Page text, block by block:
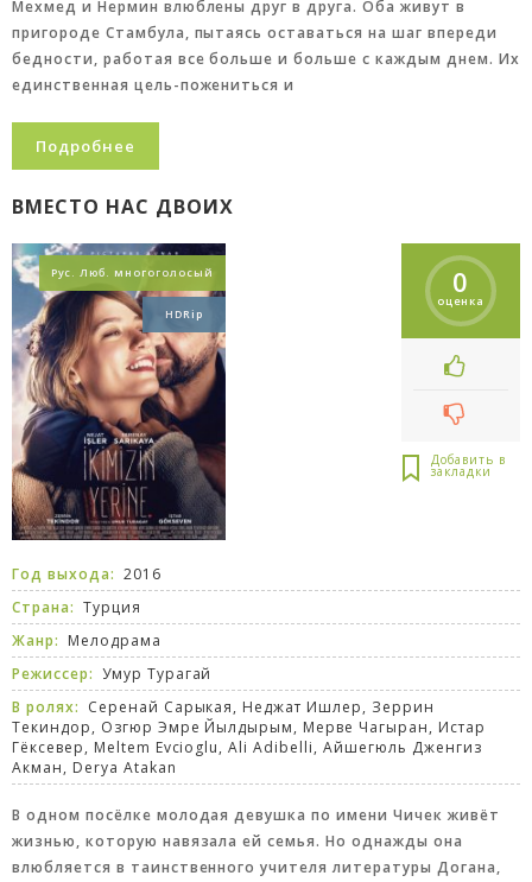
Мехмед и Нермин влюблены друг в друга. Оба живут в
пригороде Стамбула, пытаясь оставаться на шаг впереди
бедности, работая все больше и больше с каждым днем. Их
единственная цель-пожениться и
Подробнее
ВМЕСТО НАС ДВОИХ
Рус. Люб. многоголосый
HDRip
0
оценка
Год выхода: 2016
Страна: Турция
Жанр: Мелодрама
Режиссер: Умур Турагай
В ролях: Серенай Сарыкая, Неджат Ишлер, Зеррин
Текиндор, Озгюр Эмре Йылдырым, Мерве Чагыран, Истар
Гёксевер, Meltem Evcioglu, Ali Adibelli, Айшегюль Дженгиз
Акман, Derya Atakan
В одном посёлке молодая девушка по имени Чичек живёт
жизнью, которую навязала ей семья. Но однажды она
влюбляется в таинственного учителя литературы Догана,